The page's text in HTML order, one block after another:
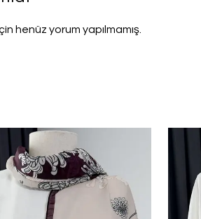
henüz yorum yapılmamış.